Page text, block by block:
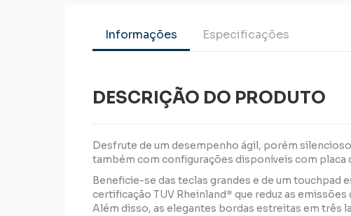
Informações Especificações
DESCRIÇÃO DO PRODUTO
Desfrute de um desempenho ágil, porém
também com configurações disponíveis com placa
Beneficie-se das teclas grandes e de um
certificação TUV Rheinland* que reduz as
Além disso, as elegantes bordas estreitas em três